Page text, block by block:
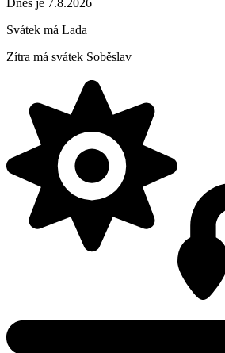
Dnes je 7.8.2026
Svátek má Lada
Zítra má svátek Soběslav